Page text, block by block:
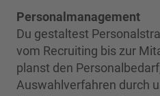
Personalmanagement
Du gestaltest
vom Recruiting bis zur
planst den
Auswahlverfahren durch